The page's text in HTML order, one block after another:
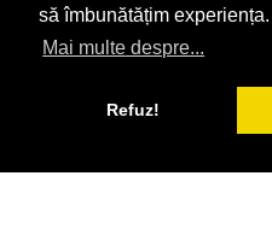
să îmbunătățim experiența.
Mai multe despre...
Refuz!